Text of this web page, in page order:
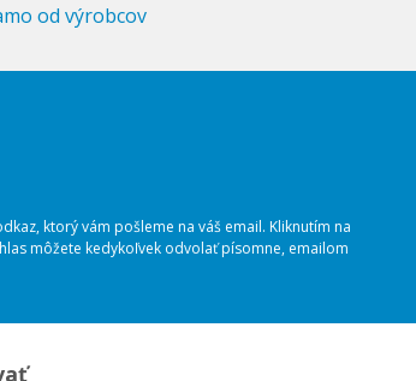
od výrobcov
ktorý vám pošleme na váš email. Kliknutím na
môžete kedykoľvek odvolať písomne, emailom